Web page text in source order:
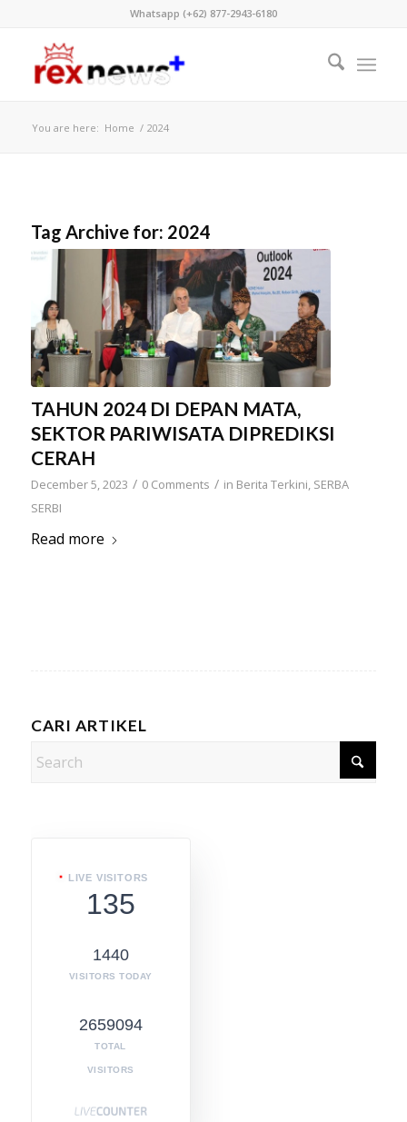
Whatsapp (+62) 877-2943-6180
You are here: Home / 2024
Tag Archive for: 2024
TAHUN 2024 DI DEPAN MATA,
SEKTOR PARIWISATA DIPREDIKSI
CERAH
December 5, 2023 / 0 Comments / in Berita Terkini, SERBA
SERBI
Read more
CARI ARTIKEL
LIVE VISITORS
135
1440
VISITORS TODAY
2659094
TOTAL
VISITORS